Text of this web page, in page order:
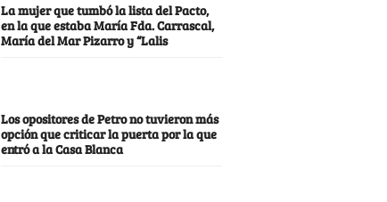
La mujer que tumbó la lista del Pacto,
en la que estaba María Fda. Carrascal,
María del Mar Pizarro y “Lalis
Los opositores de Petro no tuvieron más
opción que criticar la puerta por la que
entró a la Casa Blanca